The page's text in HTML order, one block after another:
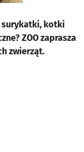
surykatki, kotki
ZOO zaprasza
zwierząt.